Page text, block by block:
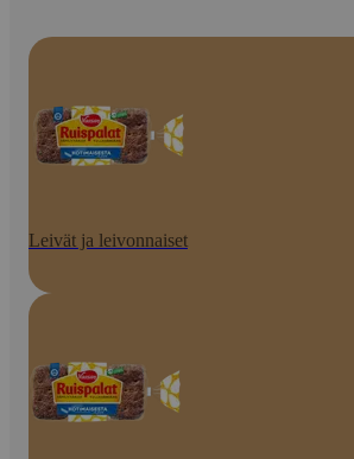
Leivät ja leivonnaiset